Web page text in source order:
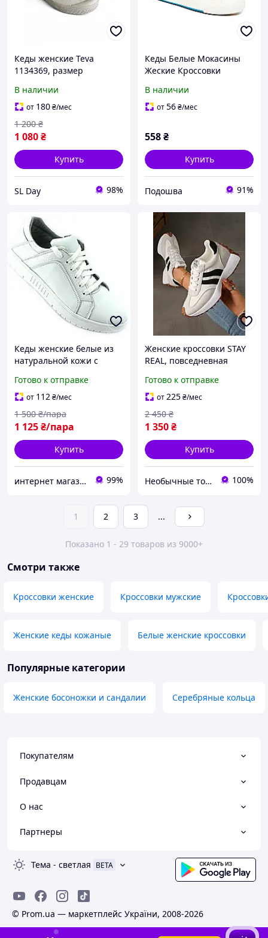
Кеды женские Teva
1134369, размер
Белый
В наличии
от 180₴/мес
1 080₴
1 200 ₴
Купить
SL Day 98%
Кеды Белые Мокасины
Жеские Кроссовки
В наличии
от56₴/мес
558₴
Купить
Подошва 91%
Кеды женские белые из
натуральной кожи с
подкладкой на
утолщённой белой
подошве размер 37
Готово к отправке
от 112₴/мес
1 125₴/пара
1 500 ₴/пара
Купить
интернет магазин ОПТИМАЛЬНЫЙ ВЫБОР 99%
Женские кроссовки STAY
REAL, повседневная
цвета, размер 37, код 00-
0883
Готово к отправке
от225₴/мес
1 350₴
2 450 ₴
Купить
Необычные товары 100%
1 2 3 ...
Показано 1 - 29 товаров из 9000+
Смотри также
Кроссовки женские Кроссовки мужские
Женские кеды кожаные Белые женские кроссовки
Популярные категории
Женские босоножки и сандалии Серебряные кольца
Покупателям
Продавцам
О нас
Партнеры
Тема - светлая BETA
© Prom.ua — маркетплейс України, 2008-2026